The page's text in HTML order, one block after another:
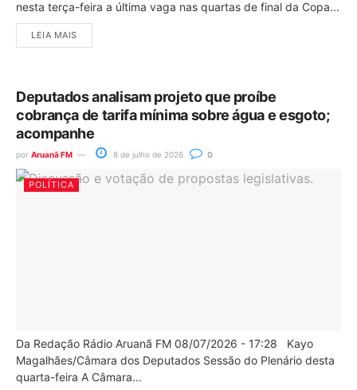
nesta terça-feira a última vaga nas quartas de final da Copa...
LEIA MAIS
Deputados analisam projeto que proíbe
cobrança de tarifa mínima sobre água e esgoto;
acompanhe
por Aruanã FM 8 de julho de 2026 0
POLÍTICA
Da Redação Rádio Aruanã FM 08/07/2026 - 17:28 Kayo
Magalhães/Câmara dos Deputados Sessão do Plenário desta
quarta-feira A Câmara...